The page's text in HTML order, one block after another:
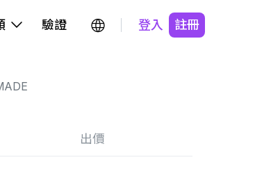
驗證 登入 註冊
出價